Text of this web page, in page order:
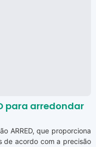
para arredondar
ARRED, que proporciona
de acordo com a precisão